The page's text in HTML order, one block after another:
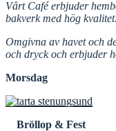
Vårt Café erbjuder
bakverk med hög
Omgivna av havet och
och dryck och erbjuder
Morsdag
Bröllop & Fest